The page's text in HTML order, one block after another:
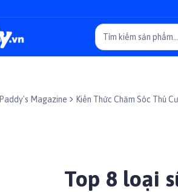
Paddy's Magazine Kiến Thức Chăm Sóc Thú
Top 8 loại